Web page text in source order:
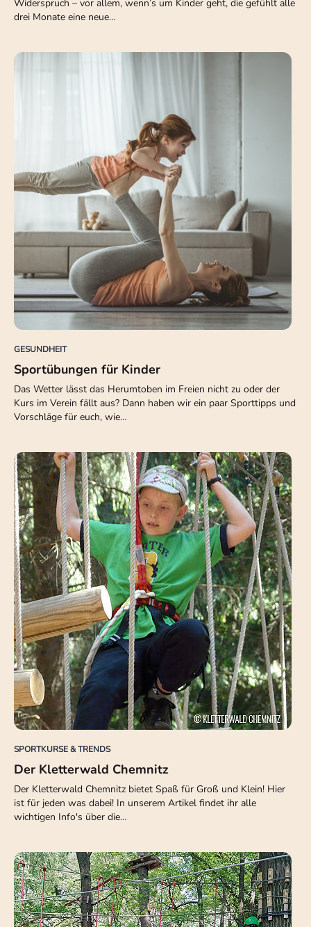
Widerspruch – vor allem, wenn’s um Kinder geht, die gefühlt alle
drei Monate eine neue…
GESUNDHEIT
Sportübungen für Kinder
Das Wetter lässt das Herumtoben im Freien nicht zu oder der
Kurs im Verein fällt aus? Dann haben wir ein paar Sporttipps und
Vorschläge für euch, wie…
SPORTKURSE & TRENDS
Der Kletterwald Chemnitz
Der Kletterwald Chemnitz bietet Spaß für Groß und Klein! Hier
ist für jeden was dabei! In unserem Artikel findet ihr alle
wichtigen Info's über die…